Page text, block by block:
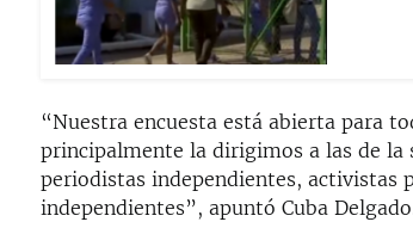
“Nuestra encuesta está abierta para
principalmente la dirigimos a las de la
periodistas independientes, activistas
independientes”, apuntó Cuba